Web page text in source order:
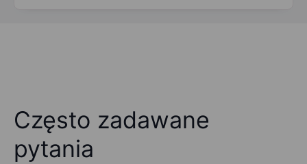
Często zadawane
pytania